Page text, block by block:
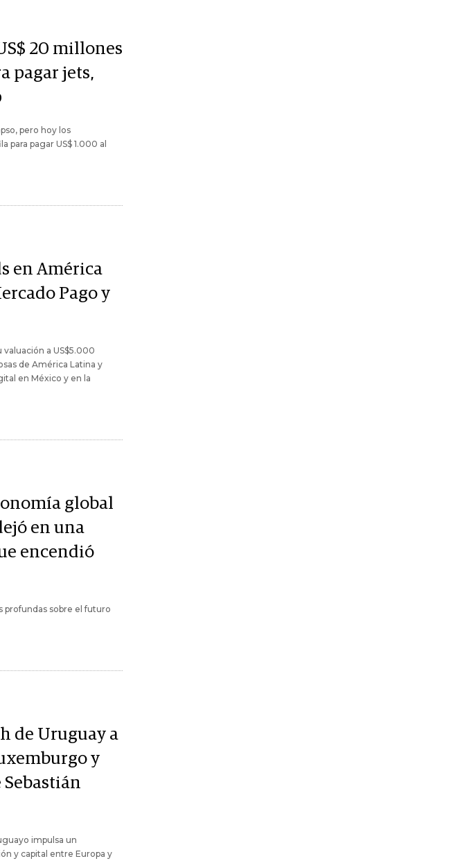
20 millones
pagar jets,
pero hoy los
pagar US$ 1.000 al
en América
Pago y
a US$5.000
de América Latina y
en México y en la
global
en una
encendió
profundas sobre el futuro
de Uruguay a
y
impulsa un
y capital entre Europa y